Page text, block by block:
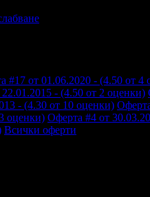
#17 от 01.06.2020 - (4.50 от 4
- (4.50 от 2 оценки)
- (4.30 от 10 оценки)
оценки) Оферта #4 от
Всички оферти